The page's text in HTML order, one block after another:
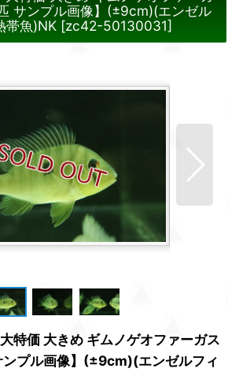
サンプル画像】(±9cm)(エンゼル
帯魚)NK [zc42-50130031]
特価 大きめ ギムノゲオファーガス
ンプル画像】(±9cm)(エンゼルフィ